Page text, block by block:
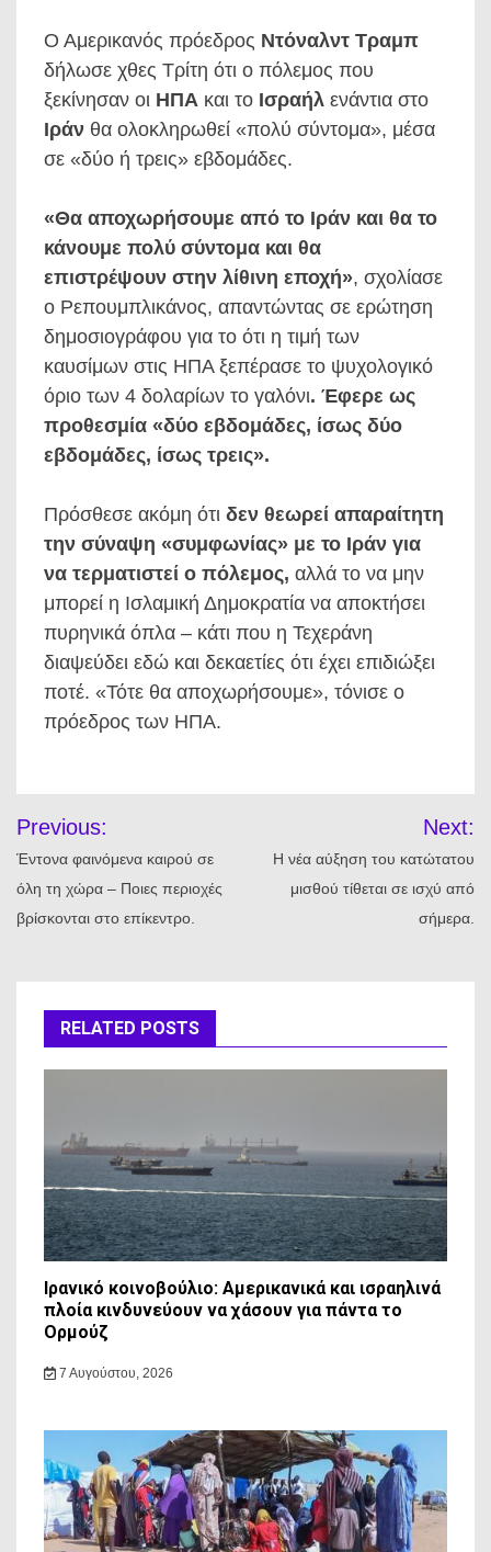
Ο Αμερικανός πρόεδρος Ντόναλντ Τραμπ
δήλωσε χθες Τρίτη ότι ο πόλεμος που
ξεκίνησαν οι ΗΠΑ και το Ισραήλ ενάντια στο
Ιράν θα ολοκληρωθεί «πολύ σύντομα», μέσα
σε «δύο ή τρεις» εβδομάδες.
«Θα αποχωρήσουμε από το Ιράν και θα το
κάνουμε πολύ σύντομα και θα
επιστρέψουν στην λίθινη εποχή», σχολίασε
ο Ρεπουμπλικάνος, απαντώντας σε ερώτηση
δημοσιογράφου για το ότι η τιμή των
καυσίμων στις ΗΠΑ ξεπέρασε το ψυχολογικό
όριο των 4 δολαρίων το γαλόνι. Έφερε ως
προθεσμία «δύο εβδομάδες, ίσως δύο
εβδομάδες, ίσως τρεις».
Πρόσθεσε ακόμη ότι δεν θεωρεί απαραίτητη
την σύναψη «συμφωνίας» με το Ιράν για
να τερματιστεί ο πόλεμος, αλλά το να μην
μπορεί η Ισλαμική Δημοκρατία να αποκτήσει
πυρηνικά όπλα – κάτι που η Τεχεράνη
διαψεύδει εδώ και δεκαετίες ότι έχει επιδιώξει
ποτέ. «Τότε θα αποχωρήσουμε», τόνισε ο
πρόεδρος των ΗΠΑ.
άρθρων
Previous:
Έντονα φαινόμενα καιρού σε
όλη τη χώρα – Ποιες περιοχές
βρίσκονται στο επίκεντρο.
Next:
Η νέα αύξηση του κατώτατου
μισθού τίθεται σε ισχύ από
σήμερα.
RELATED POSTS
Ιρανικό κοινοβούλιο: Αμερικανικά και ισραηλινά
πλοία κινδυνεύουν να χάσουν για πάντα το
Ορμούζ
7 Αυγούστου, 2026